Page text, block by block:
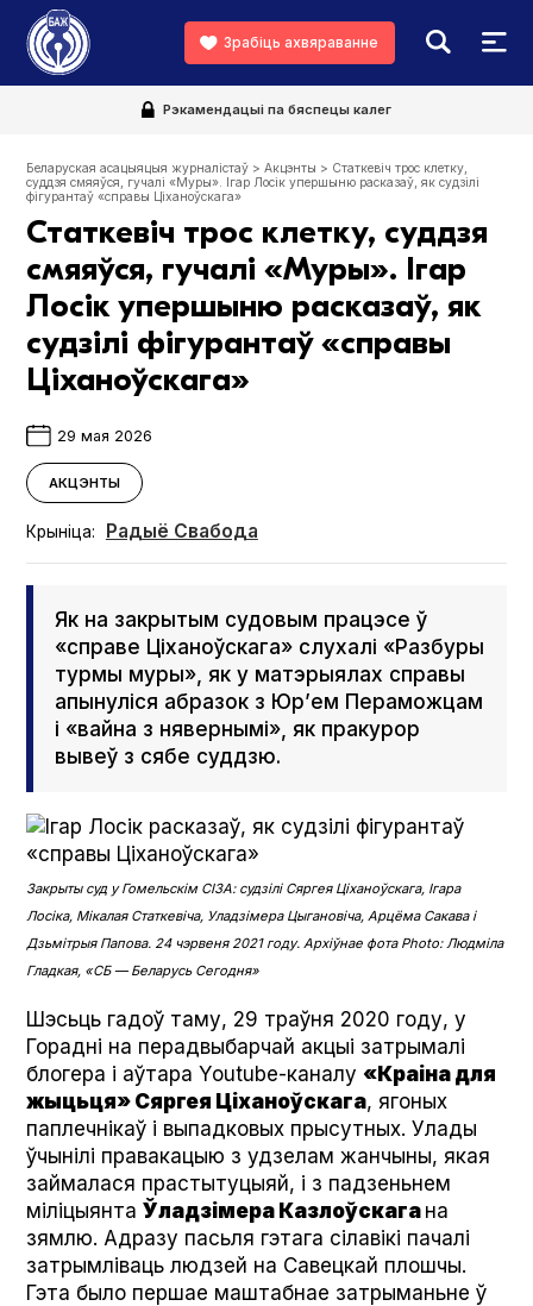
Зрабіць ахвяраванне
Рэкамендацыі па бяспецы калег
Беларуская асацыяцыя журналістаў >Акцэнты > Статкевіч трос клетку,
суддзя смяяўся, гучалі «Муры». Ігар Лосік упершыню расказаў, як судзілі
фігурантаў «справы Ціханоўскага»
Статкевіч трос клетку, суддзя
смяяўся, гучалі «Муры». Ігар
Лосік упершыню расказаў, як
судзілі фігурантаў «справы
Ціханоўскага»
29 мая 2026
АКЦЭНТЫ
Крыніца: Радыё Свабода
Як на закрытым судовым працэсе ў
«справе Ціханоўскага» слухалі «Разбуры
турмы муры», як у матэрыялах справы
апынуліся абразок з Юр’ем Пераможцам
і «вайна з нявернымі», як пракурор
вывеў з сябе суддзю.
Закрыты суд у Гомельскім СІЗА: судзілі Сяргея Ціханоўскага, Ігара
Лосіка, Мікалая Статкевіча, Уладзімера Цыгановіча, Арцёма Сакава і
Дзьмітрыя Папова. 24 чэрвеня 2021 году. Архіўнае фота Pho­to: Людміла
Гладкая, «СБ — Беларусь Сегодня»
Шэсьць гадоў таму, 29 траўня 2020 году, у
Горадні на перадвыбарчай акцыі затрымалі
блогера і аўтара Youtube-каналу «Краіна для
жыцьця» Сяргея Ціханоўскага, ягоных
паплечнікаў і выпадковых прысутных. Улады
ўчынілі правакацыю з удзелам жанчыны, якая
займалася прастытуцыяй, і з падзеньнем
міліцыянтаЎладзімера Казлоўскага на
зямлю. Адразу пасьля гэтага сілавікі пачалі
затрымліваць людзей на Савецкай плошчы.
Гэта было першае маштабнае затрыманьне ў